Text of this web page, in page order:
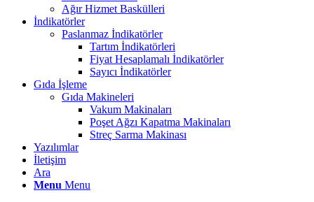
Ağır Hizmet Baskülleri
İndikatörler
Paslanmaz İndikatörler
Tartım İndikatörleri
Fiyat Hesaplamalı İndikatörler
Sayıcı İndikatörler
Gıda İşleme
Gıda Makineleri
Vakum Makinaları
Poşet Ağzı Kapatma Makinaları
Streç Sarma Makinası
Yazılımlar
İletişim
Ara
Menu Menu